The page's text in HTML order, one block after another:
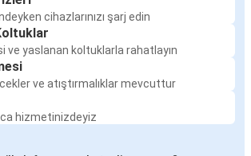
cihazlarınızı şarj edin
ve yaslanan koltuklarla rahatlayın
ve atıştırmalıklar mevcuttur
hizmetinizdeyiz